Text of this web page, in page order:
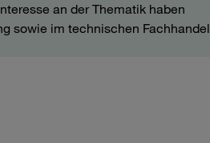
an der Thematik haben
sowie im technischen Fachhandel